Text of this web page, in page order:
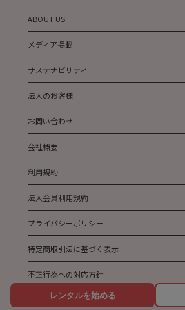
ABOUT US
メディア掲載
サステナビリティ
法人のお客様
お問い合わせ
会社概要
利用規約
法人会員利用規約
プライバシーポリシー
特定商取引法に基づく表示
不正行為への対応方針
レンタルを始める